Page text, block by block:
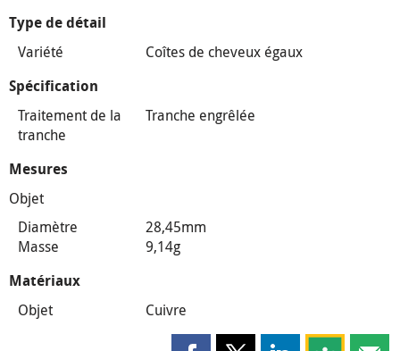
Type de détail
Variété Coîtes de cheveux égaux
Spécification
Traitement de la
tranche
Tranche engrêlée
Mesures
Objet
Diamètre
28,45mm
Masse
9,14g
Matériaux
Objet Cuivre